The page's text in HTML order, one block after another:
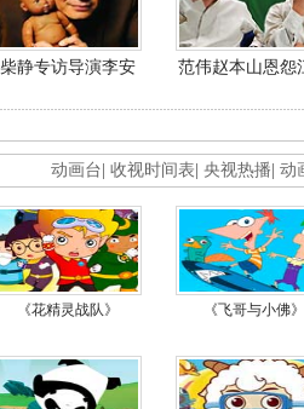
柴静专访导演李安 范伟赵本山恩怨
动画台 收视时间表 央视热播 动
《花精灵战队》 《飞哥与小佛》